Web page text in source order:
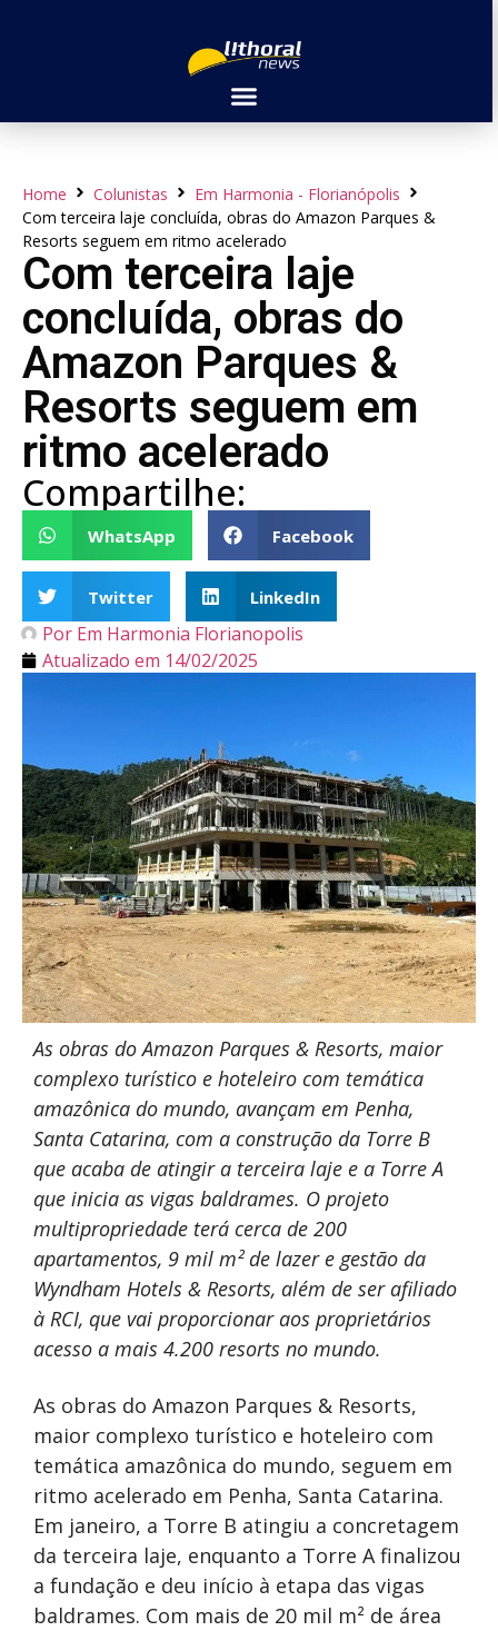
Home Colunistas
Em Harmonia - Florianópolis
Com terceira laje concluída, obras do Amazon Parques &
Resorts seguem em ritmo acelerado
Com terceira laje
concluída, obras do
Amazon Parques &
Resorts seguem em
ritmo acelerado
Compartilhe:
WhatsApp Facebook
Twitter LinkedIn
Por Em Harmonia Florianopolis
Atualizado em 14/02/2025
As obras do Amazon Parques & Resorts, maior
complexo turístico e hoteleiro com temática
amazônica do mundo, avançam em Penha,
Santa Catarina, com a construção da Torre B
que acaba de atingir a terceira laje e a Torre A
que inicia as vigas baldrames. O projeto
multipropriedade terá cerca de 200
apartamentos, 9 mil m² de lazer e gestão da
Wyndham Hotels & Resorts, além de ser afiliado
à RCI, que vai proporcionar aos proprietários
acesso a mais 4.200 resorts no mundo.
As obras do Amazon Parques & Resorts,
maior complexo turístico e hoteleiro com
temática amazônica do mundo, seguem em
ritmo acelerado em Penha, Santa Catarina.
Em janeiro, a Torre B atingiu a concretagem
da terceira laje, enquanto a Torre A finalizou
a fundação e deu início à etapa das vigas
baldrames. Com mais de 20 mil m² de área